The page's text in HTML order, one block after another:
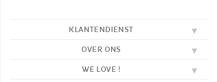
KLANTENDIENST
FAQ
CONTACTEER ONS
OVER ONS
ONZE WAARDEN
WE LOVE !